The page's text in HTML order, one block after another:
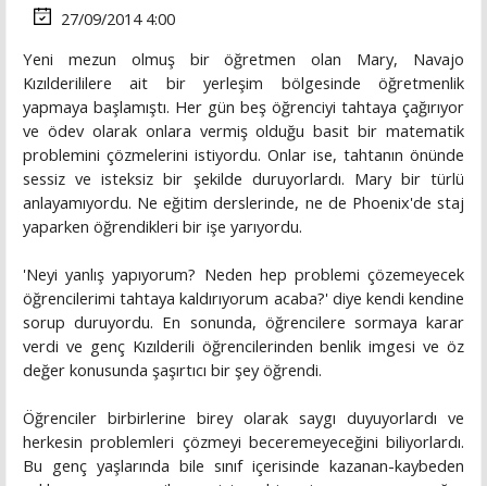
27/09/2014 4:00
Yeni mezun olmuş bir öğretmen olan Mary, Navajo
Kızılderililere ait bir yerleşim bölgesinde öğretmenlik
yapmaya başlamıştı. Her gün beş öğrenciyi tahtaya çağırıyor
ve ödev olarak onlara vermiş olduğu basit bir matematik
problemini çözmelerini istiyordu. Onlar ise, tahtanın önünde
sessiz ve isteksiz bir şekilde duruyorlardı. Mary bir türlü
anlayamıyordu. Ne eğitim derslerinde, ne de Phoenix'de staj
yaparken öğrendikleri bir işe yarıyordu.
'Neyi yanlış yapıyorum? Neden hep problemi çözemeyecek
öğrencilerimi tahtaya kaldırıyorum acaba?' diye kendi kendine
sorup duruyordu. En sonunda, öğrencilere sormaya karar
verdi ve genç Kızılderili öğrencilerinden benlik imgesi ve öz
değer konusunda şaşırtıcı bir şey öğrendi.
Öğrenciler birbirlerine birey olarak saygı duyuyorlardı ve
herkesin problemleri çözmeyi beceremeyeceğini biliyorlardı.
Bu genç yaşlarında bile sınıf içerisinde kazanan-kaybeden